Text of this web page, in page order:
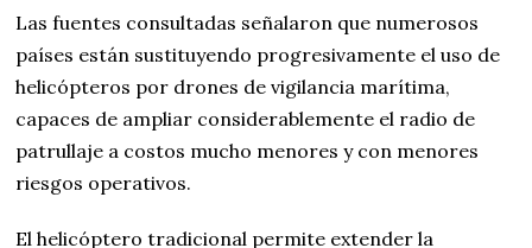
Las fuentes consultadas señalaron que numerosos
países están sustituyendo progresivamente el uso de
helicópteros por drones de vigilancia marítima,
capaces de ampliar considerablemente el radio de
patrullaje a costos mucho menores y con menores
riesgos operativos.
El helicóptero tradicional permite extender la